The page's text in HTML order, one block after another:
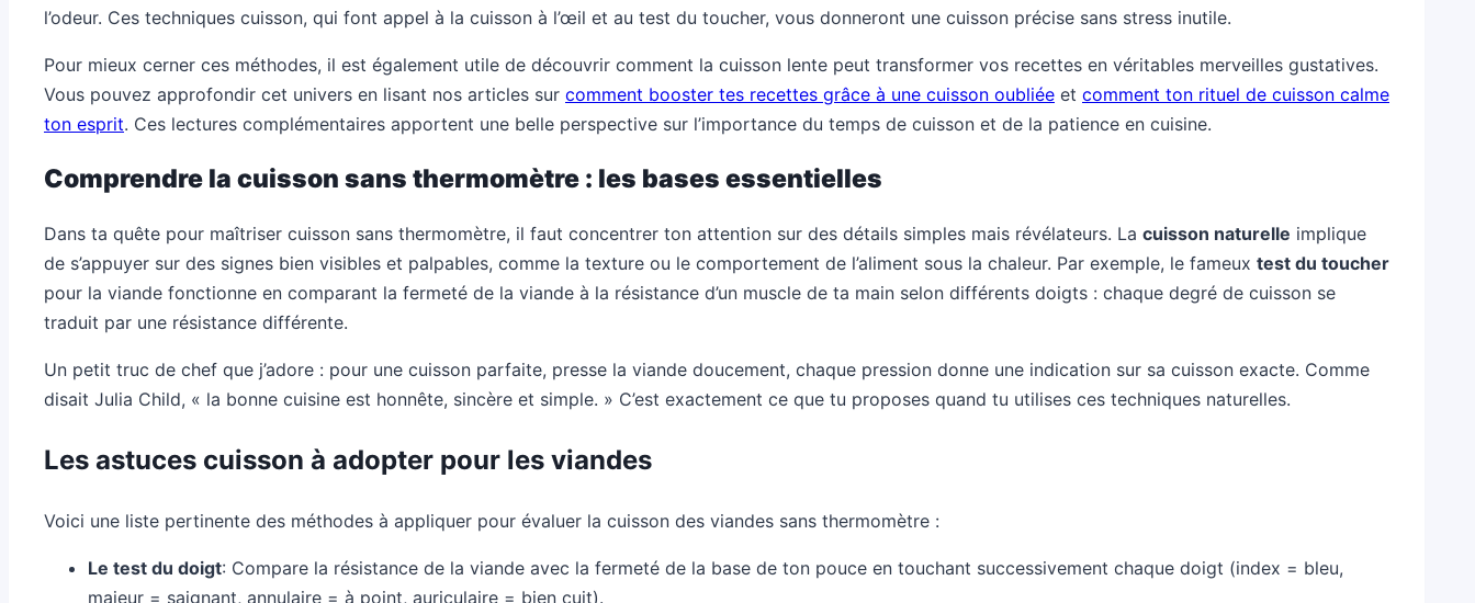
l’odeur. Ces techniques cuisson, qui font appel à la cuisson à l’œil et au test du toucher, vous donneront une cuisson précise sans stress inutile.
Pour mieux cerner ces méthodes, il est également utile de découvrir comment la cuisson lente peut transformer vos recettes en véritables merveilles gustatives.
Vous pouvez approfondir cet univers en lisant nos articles sur comment booster tes recettes grâce à une cuisson oubliée et comment ton rituel de cuisson calme
ton esprit. Ces lectures complémentaires apportent une belle perspective sur l’importance du temps de cuisson et de la patience en cuisine.
Comprendre la cuisson sans thermomètre : les bases essentielles
Dans ta quête pour maîtriser cuisson sans thermomètre, il faut concentrer ton attention sur des détails simples mais révélateurs. La cuisson naturelle implique
de s’appuyer sur des signes bien visibles et palpables, comme la texture ou le comportement de l’aliment sous la chaleur. Par exemple, le fameux test du toucher
pour la viande fonctionne en comparant la fermeté de la viande à la résistance d’un muscle de ta main selon différents doigts : chaque degré de cuisson se
traduit par une résistance différente.
Un petit truc de chef que j’adore : pour une cuisson parfaite, presse la viande doucement, chaque pression donne une indication sur sa cuisson exacte. Comme
disait Julia Child, « la bonne cuisine est honnête, sincère et simple. » C’est exactement ce que tu proposes quand tu utilises ces techniques naturelles.
Les astuces cuisson à adopter pour les viandes
Voici une liste pertinente des méthodes à appliquer pour évaluer la cuisson des viandes sans thermomètre :
Le test du doigt: Compare la résistance de la viande avec la fermeté de la base de ton pouce en touchant successivement chaque doigt (index = bleu,
majeur = saignant, annulaire = à point, auriculaire = bien cuit).